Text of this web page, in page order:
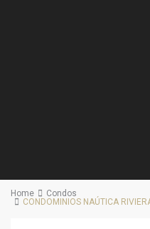
Home
Condos
CONDOMINIOS NAÚTICA